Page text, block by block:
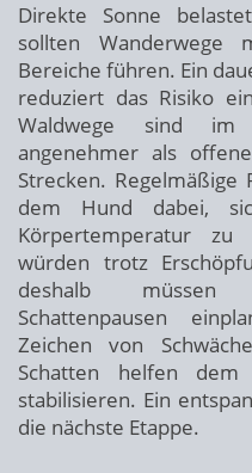
Direkte Sonne
sollten Wanderwege
Bereiche führen. Ein
reduziert das Risiko
Waldwege sind
angenehmer als
Strecken. Regelmäßige
dem Hund dabei,
Körpertemperatur
würden trotz
deshalb müssen
Schattenpausen
Zeichen von
Schatten helfen
stabilisieren. Ein
die nächste Etappe.